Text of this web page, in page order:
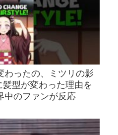
わったの、ミツリの影
型が変わった理由を
中のファンが反応